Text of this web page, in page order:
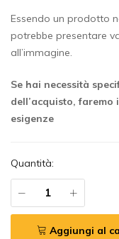
Essendo un prodotto
potrebbe presentare
all’immagine.
Se hai necessità
dell’acquisto,
esigenze
Quantità:
Aggiungi al